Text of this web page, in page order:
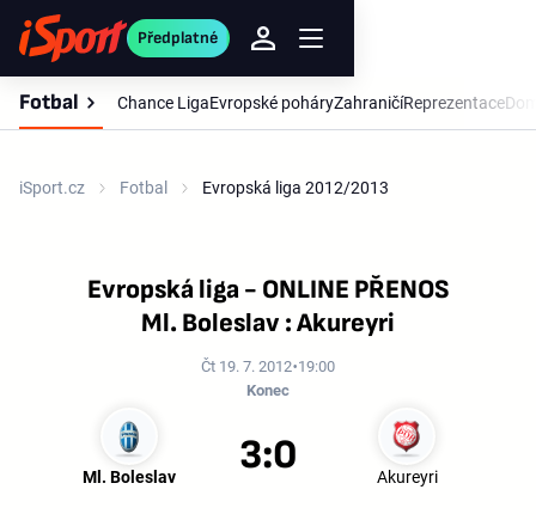
Předplatné
Fotbal Chance LigaEvropské poháryZahraničíReprezentace
iSport.cz Fotbal Evropská liga 2012/2013
Evropská liga - ONLINE PŘENOS
Ml. Boleslav : Akureyri
Čt 19. 7. 2012 19:00
Konec
Ml. Boleslav Akureyri
3:0